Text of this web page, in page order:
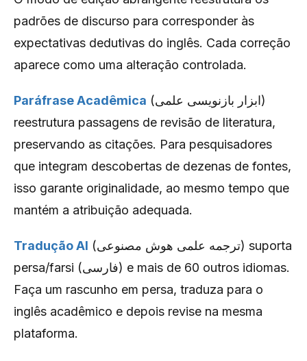
padrões de discurso para corresponder às
expectativas dedutivas do inglês. Cada correção
aparece como uma alteração controlada.
Paráfrase Acadêmica (ابزار بازنویسی علمی)
reestrutura passagens de revisão de literatura,
preservando as citações. Para pesquisadores
que integram descobertas de dezenas de fontes,
isso garante originalidade, ao mesmo tempo que
mantém a atribuição adequada.
Tradução AI (ترجمه علمی هوش مصنوعی) suporta
persa/farsi (فارسی) e mais de 60 outros idiomas.
Faça um rascunho em persa, traduza para o
inglês acadêmico e depois revise na mesma
plataforma.